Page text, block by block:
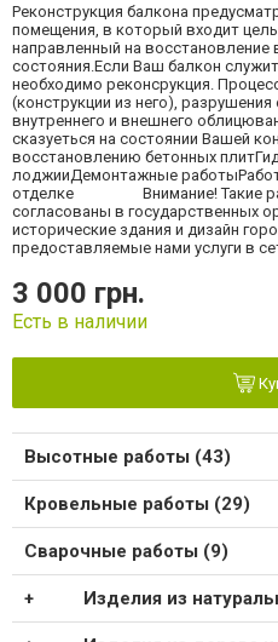
Реконструкция балкона
помещения, в который входит
направленный на восстановление
состояния.Если Ваш балкон
необходимо реконсрукция.
(конструкции из него),
внутреннего и внешнего
сказуеться на состоянии Вашей
восстановлению бетонных
лоджииДемонтажные
отделке Внимание! Такие
согласованы в государственных
исторические здания и дизайн
предоставляемые нами услуги в
3 000 грн.
Есть в наличии
Высотные работы (43)
Кровельные работы (29)
Сварочные работы (9)
Изделия из